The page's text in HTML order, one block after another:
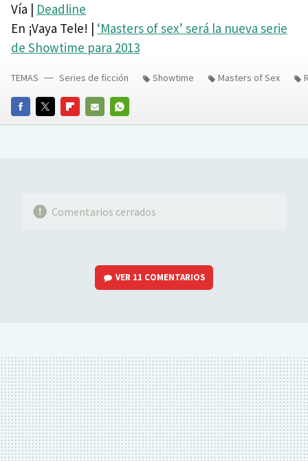
Vía | Deadline
En ¡Vaya Tele! | ‘Masters of sex’ será la nueva serie
de Showtime para 2013
FACEBOOKTWITTERFLIPBOARD
E-
WHATSAPP
TEMAS Series de ficción Showtime Masters of Sex
Comentarios cerrados
VER 11 COMENTARIOS